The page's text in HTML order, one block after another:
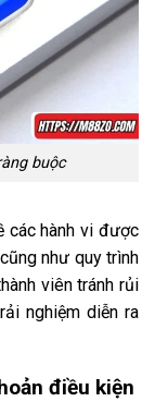
buộc
các hành vi được
như quy trình
viên tránh rủi
nghiệm diễn ra
điều kiện